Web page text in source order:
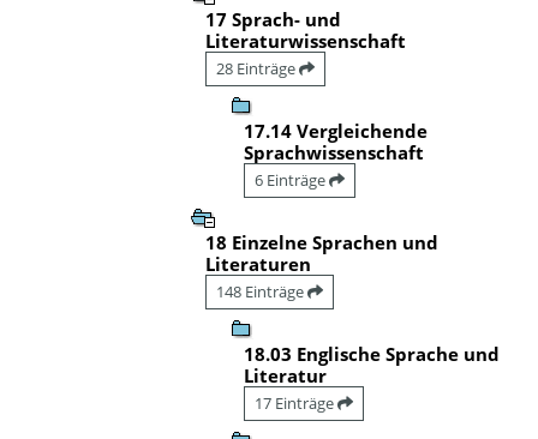
17 Sprach- und
Literaturwissenschaft
28 Einträge
17.14 Vergleichende
Sprachwissenschaft
6 Einträge
18 Einzelne Sprachen und
Literaturen
148 Einträge
18.03 Englische Sprache und
Literatur
17 Einträge